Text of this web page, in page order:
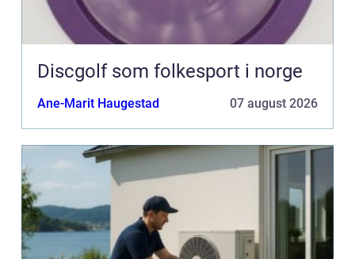
Discgolf som folkesport i norge
Ane-Marit Haugestad 07 august 2026